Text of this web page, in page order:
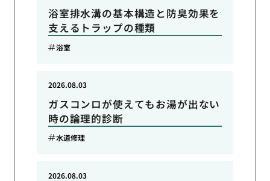
浴室排水溝の基本構造と防臭効果を
支えるトラップの種類
浴室
ガスコンロが使えてもお湯が出ない
時の論理的診断
2026.08.03
水道修理
2026.08.03